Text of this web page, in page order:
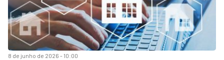
8 de junho de 2026 - 10:00